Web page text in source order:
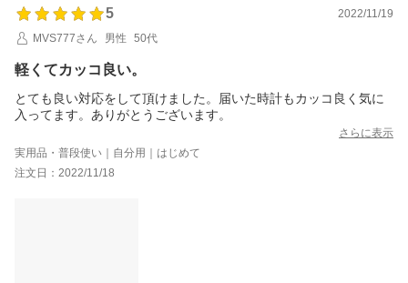
5
2022/11/19
MVS777さん
男性 50代
軽くてカッコ良い。
とても良い対応をして頂けました。届いた時計もカッコ良く気に
入ってます。ありがとうございます。
さらに表示
実用品・普段使い｜自分用｜はじめて
注文日：2022/11/18